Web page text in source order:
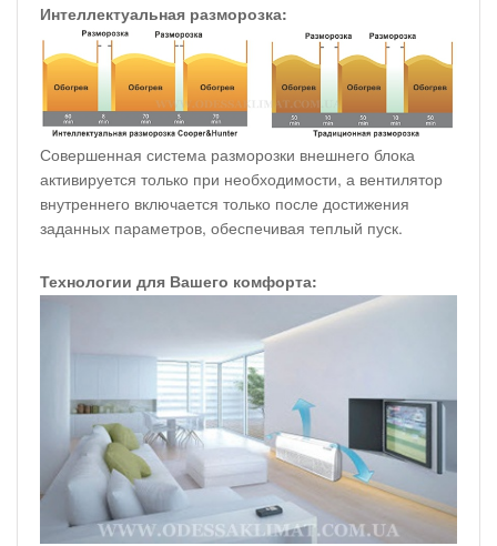
Интеллектуальная разморозка:
Совершенная система разморозки внешнего блока
активируется только при необходимости, а вентилятор
внутреннего включается только после достижения
заданных параметров, обеспечивая теплый пуск.
Технологии для Вашего комфорта: